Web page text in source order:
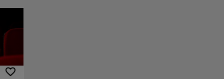
dem
ein